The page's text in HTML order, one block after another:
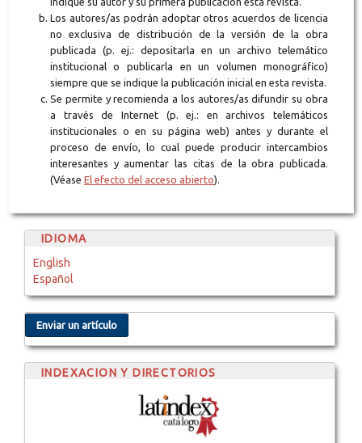
Los autores/as podrán adoptar otros acuerdos de licencia
no exclusiva de distribución de la versión de la obra
publicada (p. ej.: depositarla en un archivo telemático
institucional o publicarla en un volumen monográfico)
siempre que se indique la publicación inicial en esta revista.
Se permite y recomienda a los autores/as difundir su obra
a través de Internet (p. ej.: en archivos telemáticos
institucionales o en su página web) antes y durante el
proceso de envío, lo cual puede producir intercambios
interesantes y aumentar las citas de la obra publicada.
(Véase El efecto del acceso abierto).
IDIOMA
English
Español
Enviar un artículo
INDEXACION Y DIRECTORIOS